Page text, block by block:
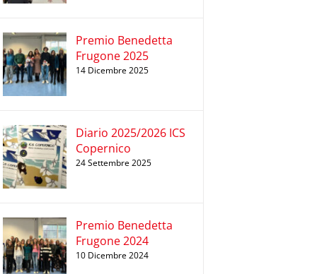
Premio Benedetta
Frugone 2025
14 Dicembre 2025
Diario 2025/2026 ICS
Copernico
24 Settembre 2025
Premio Benedetta
Frugone 2024
10 Dicembre 2024